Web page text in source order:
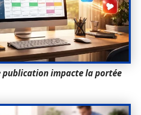
publication impacte la portée